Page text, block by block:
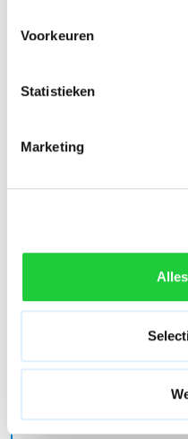
Voorkeuren
Statistieken
Marketing